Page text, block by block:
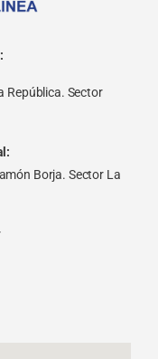
República. Sector
Borja. Sector La